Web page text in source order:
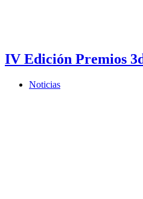
IV Edición Premios
Noticias